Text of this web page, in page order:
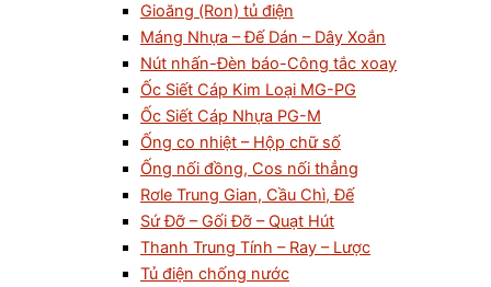
Gioăng (Ron) tủ điện
Máng Nhựa – Đế Dán – Dây Xoắn
Nút nhấn-Đèn báo-Công tắc xoay
Ốc Siết Cáp Kim Loại MG-PG
Ốc Siết Cáp Nhựa PG-M
Ống co nhiệt – Hộp chữ số
Ống nối đồng, Cos nối thẳng
Rơle Trung Gian, Cầu Chì, Đế
Sứ Đỡ – Gối Đỡ – Quạt Hút
Thanh Trung Tính – Ray – Lược
Tủ điện chống nước